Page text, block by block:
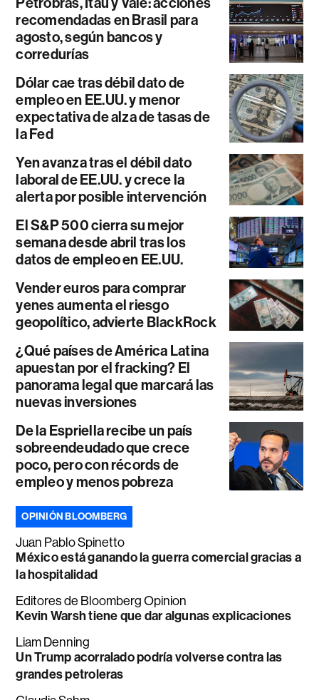
recomendadas en Brasil para
agosto, según bancos y
corredurías
Dólar cae tras débil dato de
empleo en EE.UU. y menor
expectativa de alza de tasas de
la Fed
Yen avanza tras el débil dato
laboral de EE.UU. y crece la
alerta por posible intervención
El S&P 500 cierra su mejor
semana desde abril tras los
datos de empleo en EE.UU.
Vender euros para comprar
yenes aumenta el riesgo
geopolítico, advierte BlackRock
¿Qué países de América Latina
apuestan por el fracking? El
panorama legal que marcará las
nuevas inversiones
De la Espriella recibe un país
sobreendeudado que crece
poco, pero con récords de
empleo y menos pobreza
OPINIÓN BLOOMBERG
Juan Pablo Spinetto
México está ganando la guerra comercial gracias a
la hospitalidad
Editores de Bloomberg Opinion
Kevin Warsh tiene que dar algunas explicaciones
Liam Denning
Un Trump acorralado podría volverse contra las
grandes petroleras